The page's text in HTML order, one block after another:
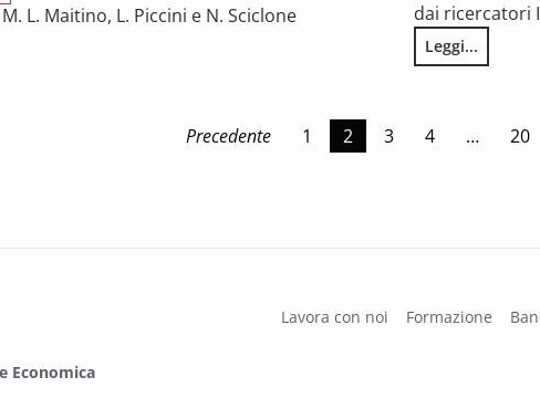
L. Maitino, L. Piccini e N. Sciclone
sull’economia toscana
dai ricercatori
Leggi...
Illegalità e
Precedente 1 2 3 4 … 20
Economica
Lavora con noi Formazione